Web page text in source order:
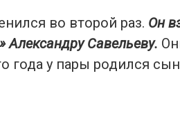
во второй раз. Он
Александру Савельеву.
года у пары родился